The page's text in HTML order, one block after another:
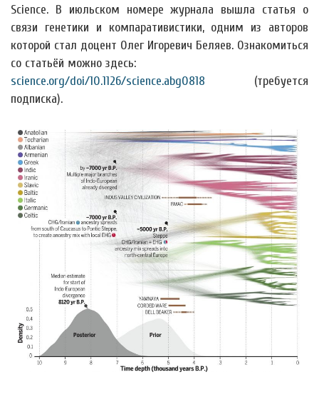
Science. В июльском номере журнала вышла статья о
связи генетики и компаративистики, одним из авторов
которой стал доцент Олег Игоревич Беляев. Ознакомиться
со статьёй можно здесь:
science.org/doi/10.1126/science.abg0818 (требуется
подписка).